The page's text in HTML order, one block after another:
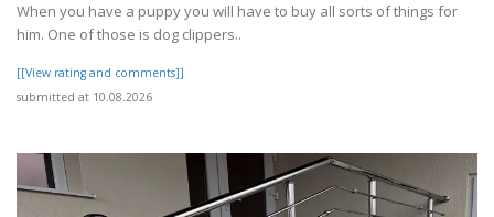
When you have a puppy you will have to buy all sorts of things for
him. One of those is dog clippers..
[[View rating and comments]]
submitted at 10.08.2026